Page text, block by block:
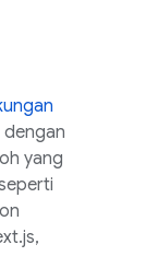
dengan
yang